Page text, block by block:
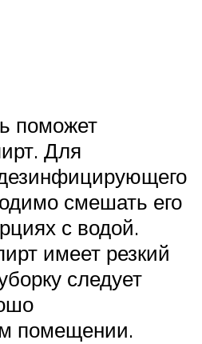
поможет
Для
смешать его
с водой.
имеет резкий
следует
помещении.